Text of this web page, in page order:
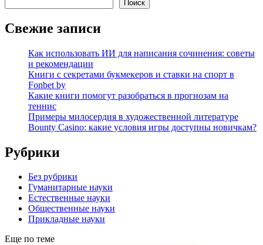
Поиск
Свежие записи
Как использовать ИИ для написания сочинения: советы
и рекомендации
Книги с секретами букмекеров и ставки на спорт в
Fonbet by
Какие книги помогут разобраться в прогнозам на
теннис
Примеры милосердия в художественной литературе
Bounty Casino: какие условия игры доступны новичкам?
Рубрики
Без рубрики
Гуманитарные науки
Естественные науки
Общественные науки
Прикладные науки
Еще по теме